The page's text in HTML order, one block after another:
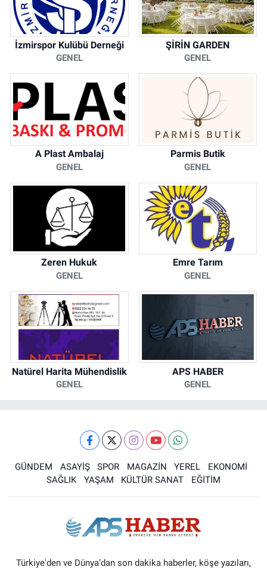
İzmirspor Kulübü Derneği
GENEL
ŞİRİN GARDEN
GENEL
A Plast Ambalaj
GENEL
Parmis Butik
GENEL
Zeren Hukuk
GENEL
Emre Tarım
GENEL
Natürel Harita Mühendislik
GENEL
APS HABER
GENEL
GÜNDEM ASAYİŞ SPOR MAGAZİN YEREL
EKONOMİ
SAĞLIK
YAŞAM KÜLTÜR SANAT EĞİTİM
Türkiye'den ve Dünya’dan son dakika haberler, köşe yazıları,